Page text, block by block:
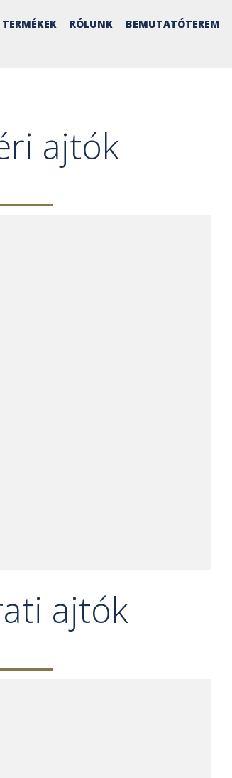
TERMÉKEK RÓLUNK BEMUTATÓTEREM
ajtók
ajtók